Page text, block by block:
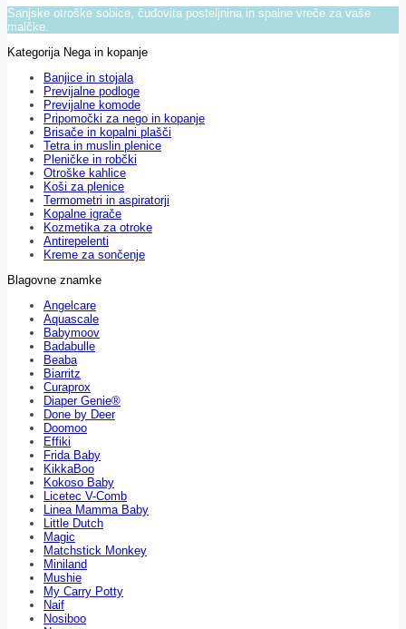
Sanjske otroške sobice, čudovita posteljnina in spalne vreče za vaše
malčke.
Kategorija Nega in kopanje
Banjice in stojala
Previjalne podloge
Previjalne komode
Pripomočki za nego in kopanje
Brisače in kopalni plašči
Tetra in muslin plenice
Pleničke in robčki
Otroške kahlice
Koši za plenice
Termometri in aspiratorji
Kopalne igrače
Kozmetika za otroke
Antirepelenti
Kreme za sončenje
Blagovne znamke
Angelcare
Aquascale
Babymoov
Badabulle
Beaba
Biarritz
Curaprox
Diaper Genie®
Done by Deer
Doomoo
Effiki
Frida Baby
KikkaBoo
Kokoso Baby
Licetec V-Comb
Linea Mamma Baby
Little Dutch
Magic
Matchstick Monkey
Miniland
Mushie
My Carry Potty
Naif
Nosiboo